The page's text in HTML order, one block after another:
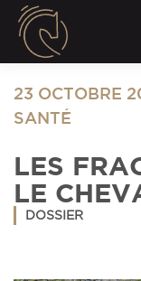
23 OCTOBRE
SANTÉ
LES
LE
DOSSIER
Panneau de